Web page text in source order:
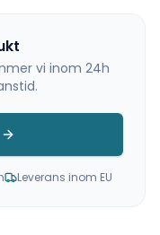
vi inom 24h
Leverans inom EU